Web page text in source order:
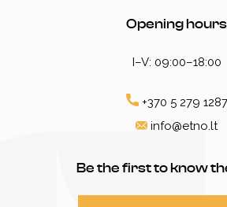
Opening hours
I–V: 09:00–18:00
+370 5 279 1287
info@etno.lt
Be the first to know